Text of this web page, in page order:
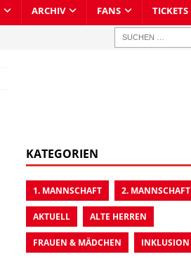
ARCHIV FANS TICKETS
KATEGORIEN
1. MANNSCHAFT 2. MANNSCHAFT
AKTUELL ALTE HERREN
FRAUEN & MÄDCHEN INKLUSION